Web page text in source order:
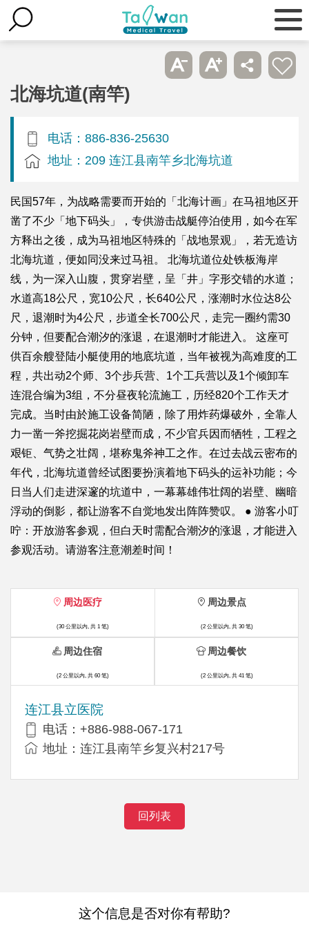
北海坑道(南竿)
电话：886-836-25630
地址：209 连江县南竿乡北海坑道
民国57年，为战略需要而开始的「北海计画」在马祖地区开
凿了不少「地下码头」，专供游击战艇停泊使用，如今在军
方释出之後，成为马祖地区特殊的「战地景观」，若无造访
北海坑道，便如同没来过马祖。 北海坑道位处铁板海岸
线，为一深入山腹，贯穿岩壁，呈「井」字形交错的水道；
水道高18公尺，宽10公尺，长640公尺，涨潮时水位达8公
尺，退潮时为4公尺，步道全长700公尺，走完一圈约需30
分钟，但要配合潮汐的涨退，在退潮时才能进入。 这座可
供百余艘登陆小艇使用的地底坑道，当年被视为高难度的工
程，共出动2个师、3个步兵营、1个工兵营以及1个倾卸车
连混合编为3组，不分昼夜轮流施工，历经820个工作天才
完成。当时由於施工设备简陋，除了用炸药爆破外，全靠人
力一凿一斧挖掘花岗岩壁而成，不少官兵因而牺牲，工程之
艰钜、气势之壮阔，堪称鬼斧神工之作。在过去战云密布的
年代，北海坑道曾经试图要扮演着地下码头的运补功能；今
日当人们走进深邃的坑道中，一幕幕雄伟壮阔的岩壁、幽暗
浮动的倒影，都让游客不自觉地发出阵阵赞叹。 ● 游客小叮
咛：开放游客参观，但白天时需配合潮汐的涨退，才能进入
参观活动。请游客注意潮差时间！
周边医疗
(30 公里以内, 共 1 笔)
连江县立医院
电话：+886-988-067-171
地址：连江县南竿乡复兴村217号
周边景点
(2 公里以内, 共 30 笔)
周边住宿
(2 公里以内, 共 60 笔)
周边餐饮
(2 公里以内, 共 41 笔)
回列表
这个信息是否对你有帮助?